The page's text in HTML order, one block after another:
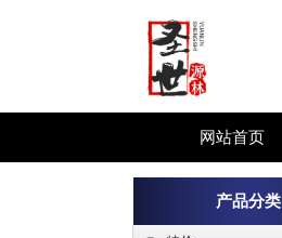
网站首页
产品分类